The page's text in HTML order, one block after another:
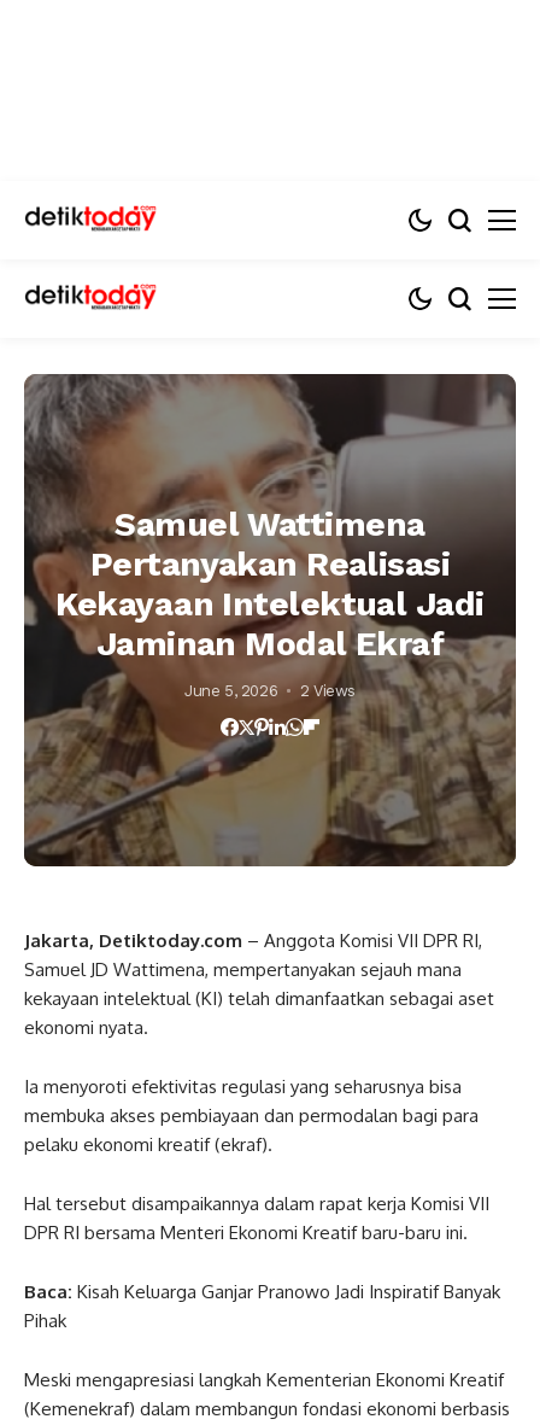
Samuel Wattimena
Pertanyakan Realisasi
Kekayaan Intelektual Jadi
Jaminan Modal Ekraf
June 5, 2026 2 Views
Jakarta, Detiktoday.com – Anggota Komisi VII DPR RI,
Samuel JD Wattimena, mempertanyakan sejauh mana
kekayaan intelektual (KI) telah dimanfaatkan sebagai aset
ekonomi nyata.
Ia menyoroti efektivitas regulasi yang seharusnya bisa
membuka akses pembiayaan dan permodalan bagi para
pelaku ekonomi kreatif (ekraf).
Hal tersebut disampaikannya dalam rapat kerja Komisi VII
DPR RI bersama Menteri Ekonomi Kreatif baru-baru ini.
Baca: Kisah Keluarga Ganjar Pranowo Jadi Inspiratif Banyak
Pihak
Meski mengapresiasi langkah Kementerian Ekonomi Kreatif
(Kemenekraf) dalam membangun fondasi ekonomi berbasis